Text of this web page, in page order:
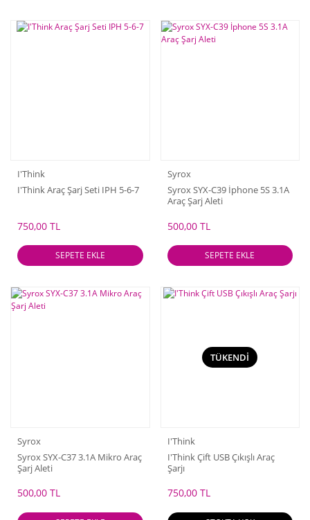
I'Think
I'Think Araç Şarj Seti IPH 5-6-7
750,00 TL
SEPETE EKLE
Syrox
Syrox SYX-C39 İphone 5S 3.1A
Araç Şarj Aleti
500,00 TL
SEPETE EKLE
Syrox
Syrox SYX-C37 3.1A Mikro Araç
Şarj Aleti
500,00 TL
TÜKENDİ
I'Think
I'Think Çift USB Çıkışlı Araç
Şarjı
750,00 TL